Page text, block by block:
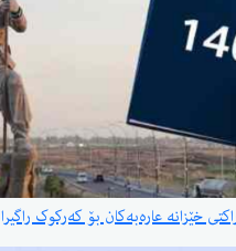
خێزانە عارەبەکان بۆ کەرکوک راگیرا